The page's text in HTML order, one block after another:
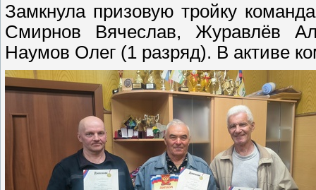
Замкнула призовую тройку
Смирнов Вячеслав, Журавлёв
Наумов Олег (1 разряд). В активе